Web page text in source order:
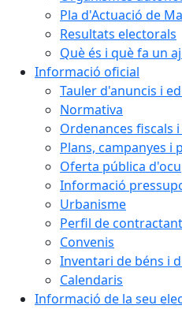
Pla d'Actuació de
Resultats electorals
Què és i què fa un
Informació oficial
Tauler d'anuncis i
Normativa
Ordenances fiscals
Plans, campanyes i
Oferta pública
Informació
Urbanisme
Perfil de contractant
Convenis
Inventari de béns i
Calendaris
Informació de la seu